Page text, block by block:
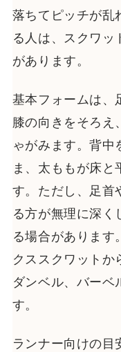
落ちてピッチが乱
る人は、スクワッ
があります。
基本フォームは、
膝の向きをそろえ
ゃがみます。背中
ま、太ももが床と
す。ただし、足首
る方が無理に深く
る場合があります
クススクワットか
ダンベル、バーベ
す。
ランナー向けの目